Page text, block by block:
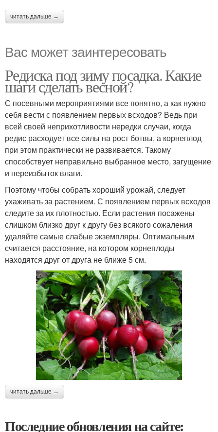
читать дальше →
Вас может заинтересовать
Редиска под зиму посадка. Какие
шаги сделать весной?
С посевными мероприятиями все понятно, а как нужно
себя вести с появлением первых всходов? Ведь при
всей своей неприхотливости нередки случаи, когда
редис расходует все силы на рост ботвы, а корнеплод
при этом практически не развивается. Такому
способствует неправильно выбранное место, загущение
и переизбыток влаги.
Поэтому чтобы собрать хороший урожай, следует
ухаживать за растением. С появлением первых всходов
следите за их плотностью. Если растения посажены
слишком близко друг к другу без всякого сожаления
удаляйте самые слабые экземпляры. Оптимальным
считается расстояние, на котором корнеплоды
находятся друг от друга не ближе 5 см.
читать дальше →
Последние обновления на сайте: